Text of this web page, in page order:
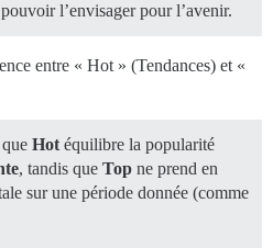
l’envisager pour l’avenir.
entre « Hot » (Tendances) et «
Hot équilibre la popularité
, tandis que Top ne prend en
sur une période donnée (comme